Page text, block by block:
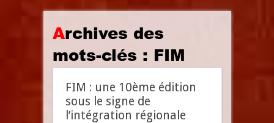
Archives des
mots-clés : FIM
FIM : une 10ème édition
sous le signe de
l’intégration régionale